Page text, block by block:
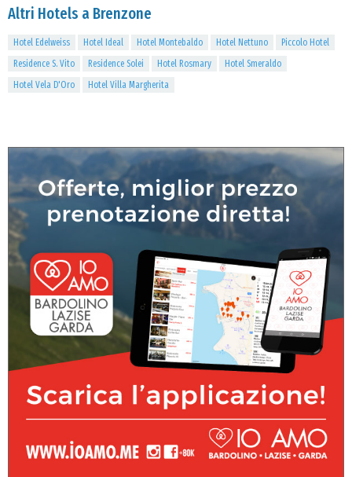
Altri Hotels a Brenzone
Hotel Edelweiss Hotel Ideal Hotel Montebaldo Hotel Nettuno
Piccolo Hotel
Residence S. Vito
Residence Solei Hotel Rosmary
Hotel Smeraldo
Hotel Vela D'Oro
Hotel Villa Margherita